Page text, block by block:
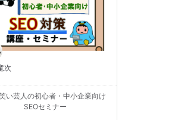
次
い芸人の初心者・中小企業向け
SEOセミナー